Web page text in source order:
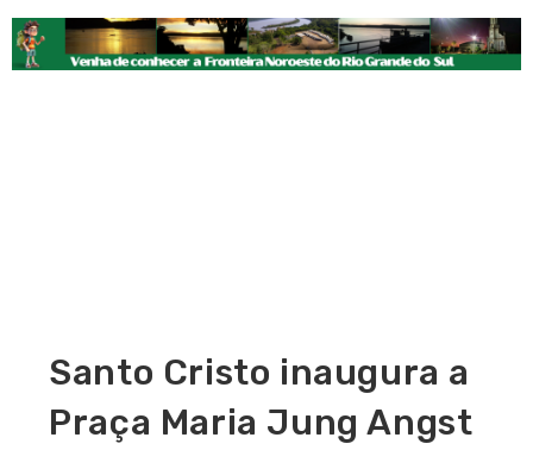
Santo Cristo inaugura a
Praça Maria Jung Angst